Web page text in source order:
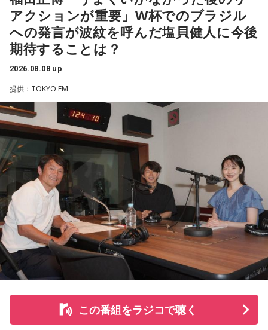
昨年に続き2回目の開催となる本イベントは、参加者が自分自
身を見つめ直す2つのコーナーで展開。「自分への表彰状を送
ろう」のコーナーでは、大きな成功でなくても「自分、本当
によく頑張ったな」と思えるこれまでの出来事を、“自分への
表彰状”という形で来場者から募集・紹介。自身の記憶を改め
て言葉にすることで、人生をじっくりと見つめ直す時間とな
りました。
続く「人生の最後に流したい私のエンディング曲」のコーナ
ーでは、来場者が選んだ“人生の最後に流したい一曲”にまつわ
る思い出を紹介。音楽を通してこれまでの人生を振り返りな
がら、これからの“自分らしい生き方”を考える時間を共有しま
した。田村は、人生の最後に流したい曲について、「お葬式
で流す曲は決めている。しかも自分の声で流したいと思っ
て、毎日ギターの弾き語りを書斎で練習して、音源として残
しているんです。娘たちにも聴こえているはずだから、お葬
式のときに『パパが弾いてた曲だ』と思ってもらえたら」と
思いを語りました。
アクションが重要」W杯でのブラジル
への発言が波紋を呼んだ塩貝健人に今後
期待することは？
2026.08.08 up
提供：TOKYO FM
この番組をラジコで聴く